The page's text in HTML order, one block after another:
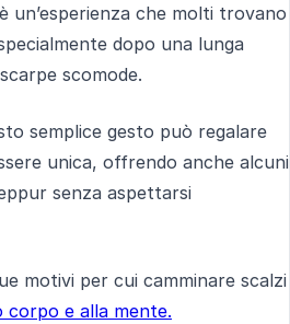
un’esperienza che molti trovano
dopo una lunga
scomode.
semplice gesto può regalare
unica, offrendo anche alcuni
senza aspettarsi
motivi per cui camminare scalzi
e alla mente.